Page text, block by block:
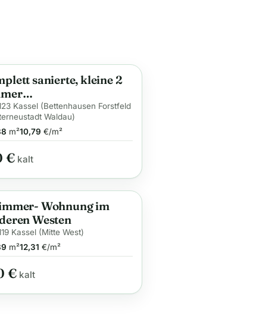
sanierte, kleine 2
mit
in Kassel-
Eichwald, ideal
Kassel (Bettenhausen Forstfeld
Waldau)
m²10,79 €/m²
€kalt
Wohnung im
Westen
Kassel (Mitte West)
m²12,31 €/m²
€kalt